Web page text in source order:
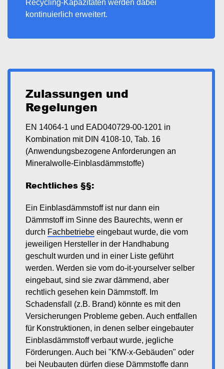
Recycling-Kapazitäten werden dabei
kontinuierlich erweitert.
Zulassungen und
Regelungen
EN 14064-1 und EAD040729-00-1201 in
Kombination mit DIN 4108-10, Tab. 16
(Anwendungsbezogene Anforderungen an
Mineralwolle-Einblasdämmstoffe)
Rechtliches §§:
Ein Einblasdämmstoff ist nur dann ein
Dämmstoff im Sinne des Baurechts, wenn er
durch Fachbetriebe eingebaut wurde, die vom
jeweiligen Hersteller in der Handhabung
geschult wurden und in einer Liste geführt
werden. Werden sie vom do-it-yourselver selber
eingebaut, sind sie zwar dämmend, aber
rechtlich gesehen kein Dämmstoff. Im
Schadensfall (z.B. Brand) könnte es mit den
Versicherungen Probleme geben. Auch entfallen
für Konstruktionen, in denen selber eingebauter
Einblasdämmstoff verbaut wurde, jegliche
Förderungen. Auch bei "KfW-x-Gebäuden" oder
bei Neubauten dürfen diese Dämmstoffe dann